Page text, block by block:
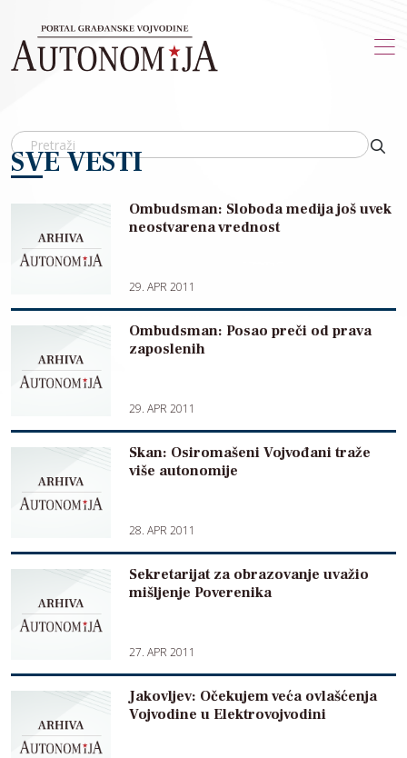
SVE VESTI
Ombudsman: Sloboda medija još uvek
neostvarena vrednost
29. APR 2011
Ombudsman: Posao preči od prava
zaposlenih
29. APR 2011
Skan: Osiromašeni Vojvođani traže
više autonomije
28. APR 2011
Sekretarijat za obrazovanje uvažio
mišljenje Poverenika
27. APR 2011
Jakovljev: Očekujem veća ovlašćenja
Vojvodine u Elektrovojvodini